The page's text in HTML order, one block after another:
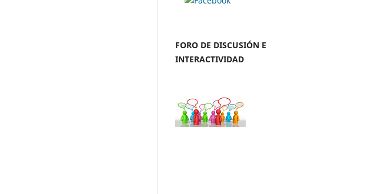
FORO DE DISCUSIÓN E
INTERACTIVIDAD